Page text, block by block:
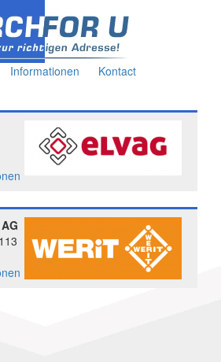
Informationen Kontact